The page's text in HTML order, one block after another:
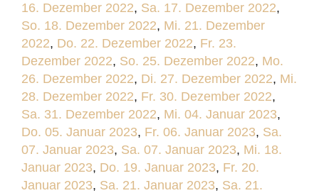
16. Dezember 2022, Sa. 17. Dezember 2022,
So. 18. Dezember 2022, Mi. 21. Dezember
2022, Do. 22. Dezember 2022, Fr. 23.
Dezember 2022, So. 25. Dezember 2022, Mo.
26. Dezember 2022, Di. 27. Dezember 2022, Mi.
28. Dezember 2022, Fr. 30. Dezember 2022,
Sa. 31. Dezember 2022, Mi. 04. Januar 2023,
Do. 05. Januar 2023, Fr. 06. Januar 2023, Sa.
07. Januar 2023, Sa. 07. Januar 2023, Mi. 18.
Januar 2023, Do. 19. Januar 2023, Fr. 20.
Januar 2023, Sa. 21. Januar 2023, Sa. 21.